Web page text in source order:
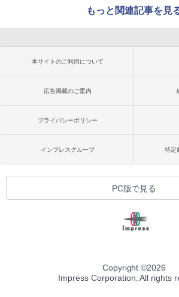
もっと関連記事を見
本サイトのご利用について
広告掲載のご案内
プライバシーポリシー
インプレスグループ 特定
PC版で見る
Copyright ©2026
Impress Corporation. All rights